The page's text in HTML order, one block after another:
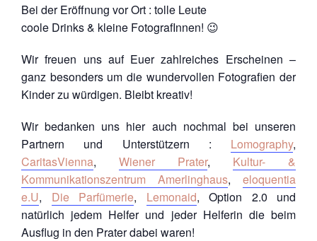
Bei der Eröffnung vor Ort : tolle Leute
coole Drinks & kleine FotografInnen! 😉
Wir freuen uns auf Euer zahlreiches Erscheinen –
ganz besonders um die wundervollen Fotografien der
Kinder zu würdigen. Bleibt kreativ!
Wir bedanken uns hier auch nochmal bei unseren
Partnern und Unterstützern : Lomography,
CaritasVienna, Wiener Prater, Kultur- &
Kommunikationszentrum Amerlinghaus, eloquentia
e.U, Die Parfümerie, Lemonaid, Option 2.0 und
natürlich jedem Helfer und jeder Helferin die beim
Ausflug in den Prater dabei waren!